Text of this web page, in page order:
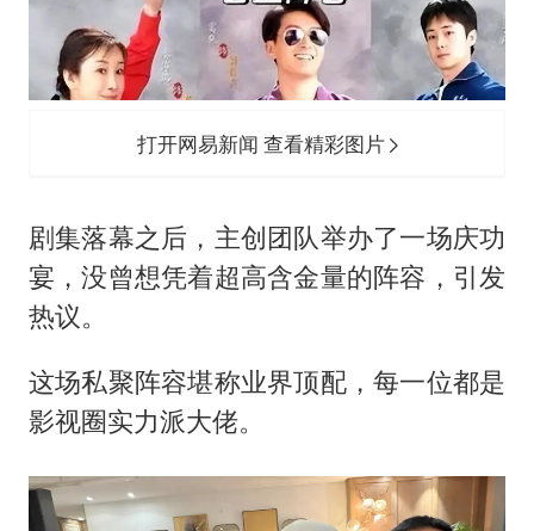
打开网易新闻 查看精彩图片
剧集落幕之后，主创团队举办了一场庆功
宴，没曾想凭着超高含金量的阵容，引发
热议。
这场私聚阵容堪称业界顶配，每一位都是
影视圈实力派大佬。